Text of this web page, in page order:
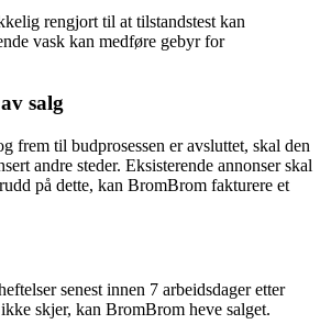
rengjort til at tilstandstest kan
vask kan medføre gebyr for
salg
frem til budprosessen er avsluttet, skal den
andre steder. Eksisterende annonser skal
på dette, kan BromBrom fakturere et
senest innen 7 arbeidsdager etter
skjer, kan BromBrom heve salget.